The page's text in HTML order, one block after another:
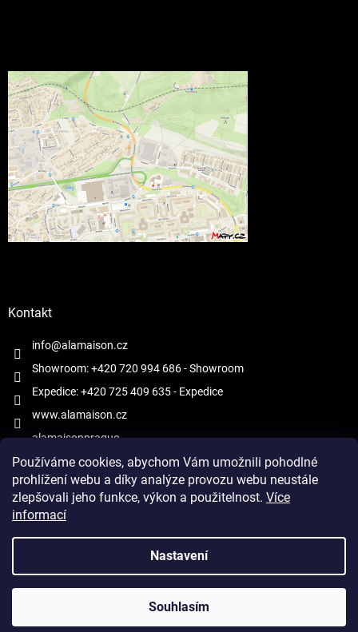
Používáme cookies, abychom Vám umožnili pohodlné
prohlížení webu a díky analýze provozu webu neustále
zlepšovali jeho funkce, výkon a použitelnost. Více
informací
Nastavení
Souhlasím
Kontakt
info@alamaison.cz
Showroom: +420 720 994 686- Showroom
Expedice: +420 725 409 635- Expedice
www.alamaison.cz
alamaisonprague
nastavení cookies